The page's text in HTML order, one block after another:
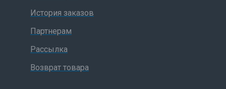
История заказов
Партнерам
Рассылка
Возврат товара